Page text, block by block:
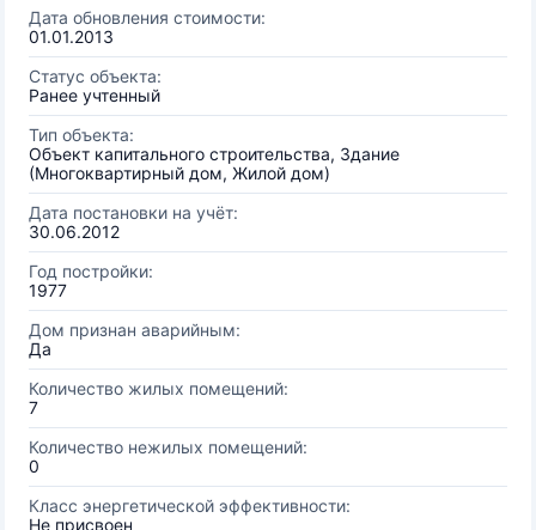
Дата обновления стоимости:
01.01.2013
Статус объекта:
Ранее учтенный
Тип объекта:
Объект капитального строительства, Здание
(Многоквартирный дом, Жилой дом)
Дата постановки на учёт:
30.06.2012
Год постройки:
1977
Дом признан аварийным:
Да
Количество жилых помещений:
7
Количество нежилых помещений:
0
Класс энергетической эффективности:
Не присвоен